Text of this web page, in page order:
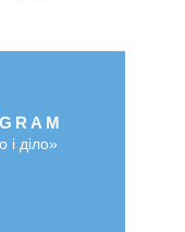
і діло»